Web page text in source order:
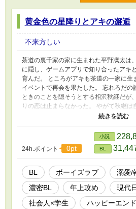
黄金色の星降りとアキの邂逅
不来方しい
茶道の裏千家の家に生まれた平野凜太は
に隠し、ゲームアプリで知り合ったアキ
育んだ。 ところがアキも茶道の一家に生
イベントで再会を果たした。 忘れろだの
ときのことを隠そうとする相沢秋継だが
りの恋は止まらなかった。 やがて秋継は
と白状する。秋継の心を蝕み続ける、厄
は大きすぎて、いずれ秋継が押し潰され
いに特殊な家庭で生まれ許嫁をあてがわ
まう。 それぞれふたりが出した決断とは
24h.ポイント
0pt
小説
BL
BL ボーイズラブ 溺愛/
濃密BL
年上攻め 現代
社会人×学生
ハッピーエンド